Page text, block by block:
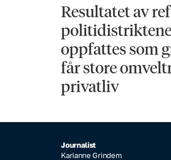
Resultatet av
oppfattes som
får store
privatliv
Journalist
Karianne Grindem